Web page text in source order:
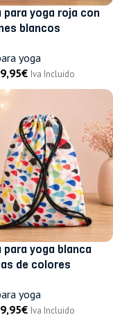
para yoga roja con
blancos
yoga
9,95€ Iva Incluido
para yoga blanca
de colores
yoga
9,95€ Iva Incluido